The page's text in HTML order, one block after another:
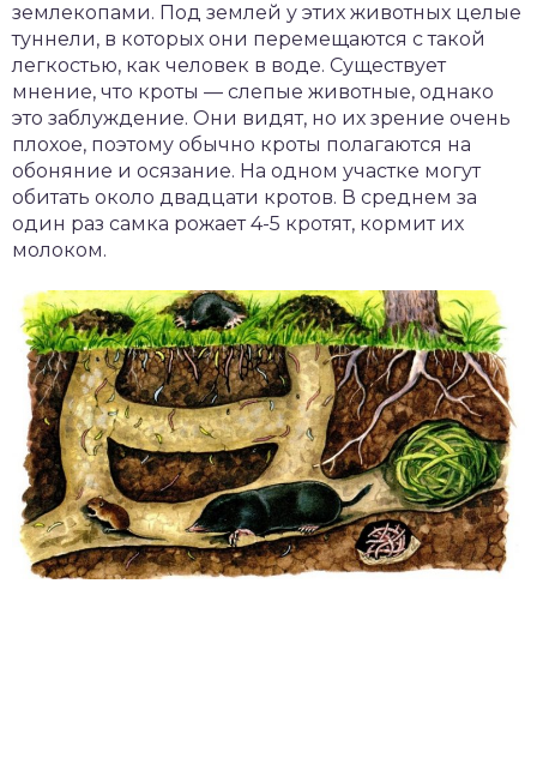
землекопами. Под землей у этих животных целые
туннели, в которых они перемещаются с такой
легкостью, как человек в воде. Существует
мнение, что кроты — слепые животные, однако
это заблуждение. Они видят, но их зрение очень
плохое, поэтому обычно кроты полагаются на
обоняние и осязание. На одном участке могут
обитать около двадцати кротов. В среднем за
один раз самка рожает 4-5 кротят, кормит их
молоком.